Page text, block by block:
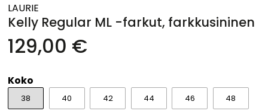
LAURIE
Kelly Regular ML -farkut, farkkusininen
129,00 €
Koko
38 40 42 44 46 48